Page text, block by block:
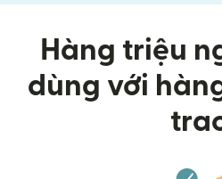
Hàng triệu
dùng với